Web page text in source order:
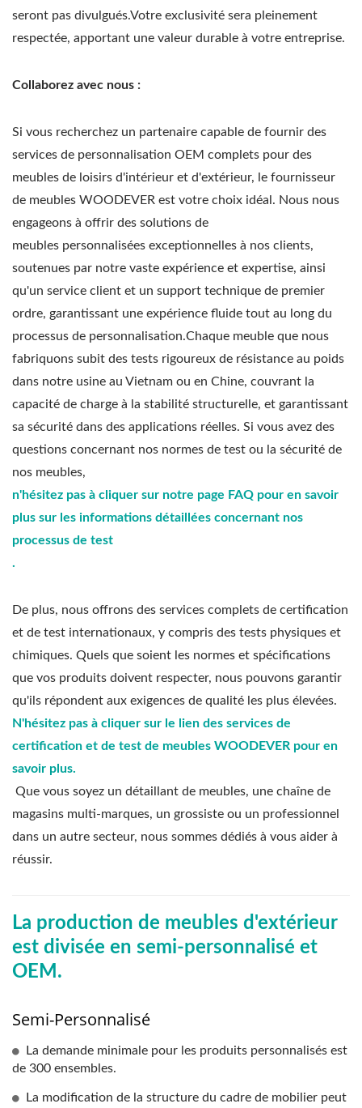
seront pas divulgués.Votre exclusivité sera pleinement
respectée, apportant une valeur durable à votre entreprise.
Collaborez avec nous :
Si vous recherchez un partenaire capable de fournir des
services de personnalisation OEM complets pour des
meubles de loisirs d'intérieur et d'extérieur, le fournisseur
de meubles WOODEVER est votre choix idéal. Nous nous
engageons à offrir des solutions de
meubles personnalisées exceptionnelles à nos clients,
soutenues par notre vaste expérience et expertise, ainsi
qu'un service client et un support technique de premier
ordre, garantissant une expérience fluide tout au long du
processus de personnalisation.Chaque meuble que nous
fabriquons subit des tests rigoureux de résistance au poids
dans notre usine au Vietnam ou en Chine, couvrant la
capacité de charge à la stabilité structurelle, et garantissant
sa sécurité dans des applications réelles. Si vous avez des
questions concernant nos normes de test ou la sécurité de
nos meubles,
n'hésitez pas à cliquer sur notre page FAQ pour en savoir
plus sur les informations détaillées concernant nos
processus de test
.
De plus, nous offrons des services complets de certification
et de test internationaux, y compris des tests physiques et
chimiques. Quels que soient les normes et spécifications
que vos produits doivent respecter, nous pouvons garantir
qu'ils répondent aux exigences de qualité les plus élevées.
N'hésitez pas à cliquer sur le lien des services de
certification et de test de meubles WOODEVER pour en
savoir plus.
Que vous soyez un détaillant de meubles, une chaîne de
magasins multi-marques, un grossiste ou un professionnel
dans un autre secteur, nous sommes dédiés à vous aider à
réussir.
La production de meubles d'extérieur
est divisée en semi-personnalisé et
OEM.
Semi-Personnalisé
La demande minimale pour les produits personnalisés est
de 300 ensembles.
La modification de la structure du cadre de mobilier peut